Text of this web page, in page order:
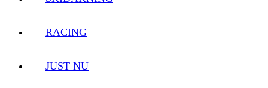
RACING
JUST NU